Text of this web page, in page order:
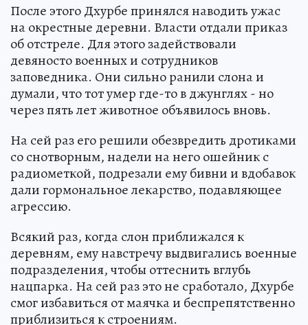
После этого Дхурбе принялся наводить ужас
на окрестные деревни. Власти отдали приказ
об отстреле. Для этого задействовали
девяносто военных и сотрудников
заповедника. Они сильно ранили слона и
думали, что тот умер где-то в джунглях - но
через пять лет животное объявилось вновь.
На сей раз его решили обезвредить дротиками
со снотворным, надели на него ошейник с
радиометкой, подрезали ему бивни и вдобавок
дали гормональное лекарство, подавляющее
агрессию.
Всякий раз, когда слон приближался к
деревням, ему навстречу выдвигались военные
подразделения, чтобы оттеснить вглубь
нацпарка. На сей раз это не сработало, Дхурбе
смог избавиться от маячка и беспрепятственно
приблизиться к строениям.